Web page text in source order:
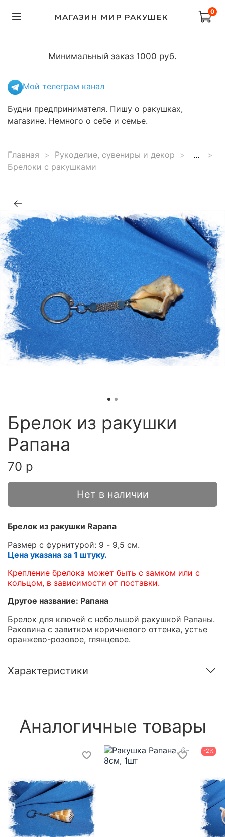
МАГАЗИН МИР РАКУШЕК
0
Минимальный заказ 1000 руб.
Мой телеграм канал
Будни предпринимателя. Пишу о ракушках,
магазине. Немного о себе и семье.
Главная Рукоделие, сувениры и декор
...
Брелоки с ракушками
Брелок из ракушки
Рапана
70 р
Нет в наличии
Брелок из ракушки Rapana
Размер с фурнитурой: 9 - 9,5 см.
Цена указана за 1 штуку.
Крепление брелока может быть с замком или с
кольцом, в зависимости от поставки.
Другое название: Рапана
Брелок для ключей с небольшой ракушкой Рапаны.
Раковина с завитком коричневого оттенка, устье
оранжево-розовое, глянцевое.
Характеристики
Аналогичные товары
-2%